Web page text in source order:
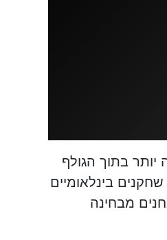
בתוך הגולף
בינלאומיים
מבחינה